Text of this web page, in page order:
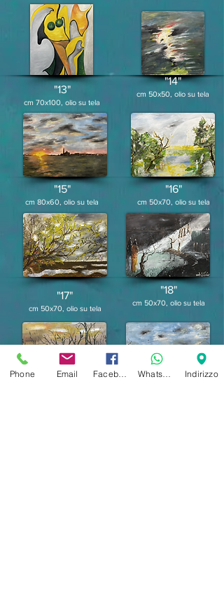
"13"
cm 70x100 , olio su tela
"14"
cm 50x50 , olio su tela
"15"
cm 80x60, olio su tela
"16"
cm 50x70, olio su tela
"17"
cm 50x70, olio su tela
"18"
cm 50x70, olio su tela
Phone Email Indirizzo